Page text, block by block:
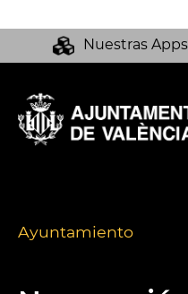
Nuestras Apps
Ayuntamiento